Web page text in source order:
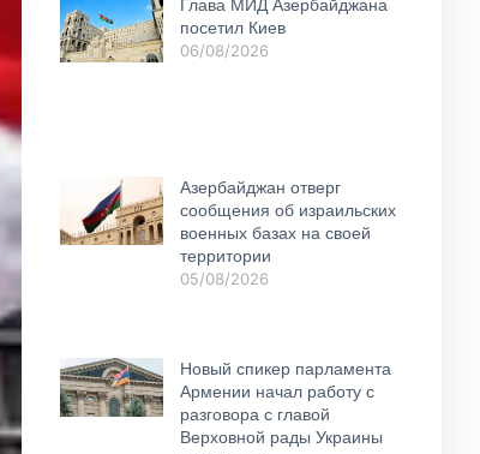
Глава МИД Азербайджана
посетил Киев
06/08/2026
Азербайджан отверг
сообщения об израильских
военных базах на своей
территории
05/08/2026
Новый спикер парламента
Армении начал работу с
разговора с главой
Верховной рады Украины